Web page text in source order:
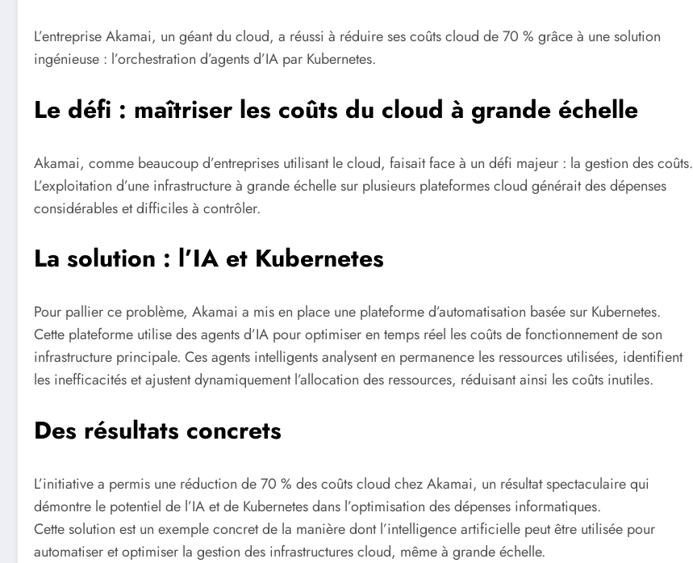
L’entreprise Akamai, un géant du cloud, a réussi à réduire ses coûts cloud de 70 % grâce à une solution
ingénieuse : l’orchestration d’agents d’IA par Kubernetes.
Le défi : maîtriser les coûts du cloud à grande échelle
Akamai, comme beaucoup d’entreprises utilisant le cloud, faisait face à un défi majeur : la gestion des coûts.
L’exploitation d’une infrastructure à grande échelle sur plusieurs plateformes cloud générait des dépenses
considérables et difficiles à contrôler.
La solution : l’IA et Kubernetes
Pour pallier ce problème, Akamai a mis en place une plateforme d’automatisation basée sur Kubernetes.
Cette plateforme utilise des agents d’IA pour optimiser en temps réel les coûts de fonctionnement de son
infrastructure principale. Ces agents intelligents analysent en permanence les ressources utilisées, identifient
les inefficacités et ajustent dynamiquement l’allocation des ressources, réduisant ainsi les coûts inutiles.
Des résultats concrets
L’initiative a permis une réduction de 70 % des coûts cloud chez Akamai, un résultat spectaculaire qui
démontre le potentiel de l’IA et de Kubernetes dans l’optimisation des dépenses informatiques.
Cette solution est un exemple concret de la manière dont l’intelligence artificielle peut être utilisée pour
automatiser et optimiser la gestion des infrastructures cloud, même à grande échelle.